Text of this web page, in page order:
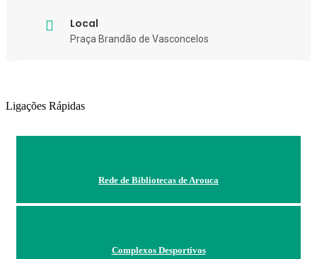
Local
Praça Brandão de Vasconcelos
Ligações Rápidas
Rede de Bibliotecas de Arouca
Complexos Desportivos